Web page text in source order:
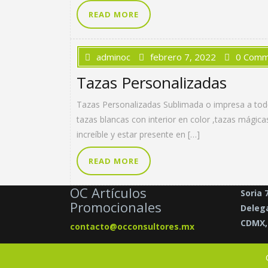
READ MORE
adminoc febrero 7, 2022 0
Tazas Personalizadas
Tazas Personalizadas Sublimada o impresa a
tazas blancas con interior en color ,tazas
increíble y estar presente en […]
READ MORE
OC Artículos
Promocionales
contacto@occonsultores.mx
Soria